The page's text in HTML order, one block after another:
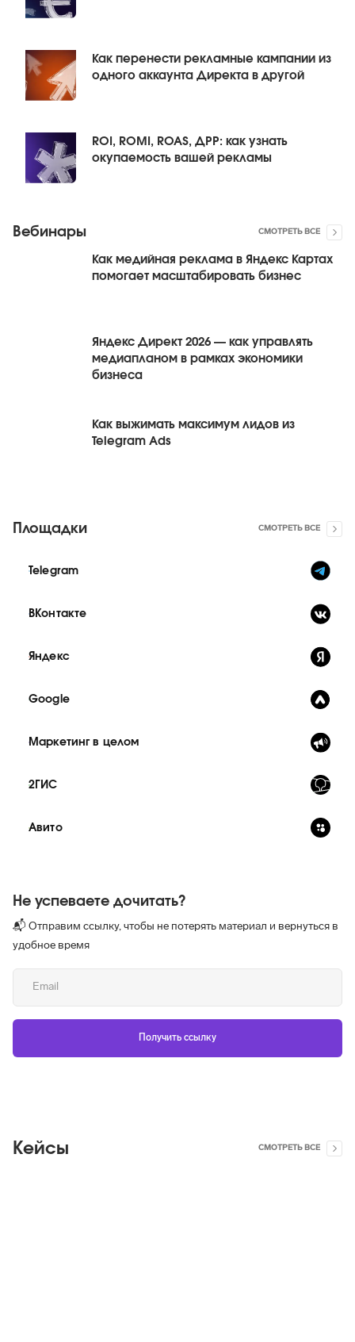
Как перенести рекламные кампании из
одного аккаунта Директа в другой
ROI, ROMI, ROAS, ДРР: как узнать
окупаемость вашей рекламы
Вебинары СМОТРЕТЬ ВСЕ
Как медийная реклама в Яндекс Картах
помогает масштабировать бизнес
Яндекс Директ 2026 — как управлять
медиапланом в рамках экономики
бизнеса
Как выжимать максимум лидов из
Telegram Ads
Площадки СМОТРЕТЬ ВСЕ
Telegram
ВКонтакте
Яндекс
Google
Маркетинг в целом
2ГИС
Авито
Не успеваете дочитать?
📬 Отправим ссылку, чтобы не потерять материал и вернуться в
удобное время
Кейсы СМОТРЕТЬ ВСЕ